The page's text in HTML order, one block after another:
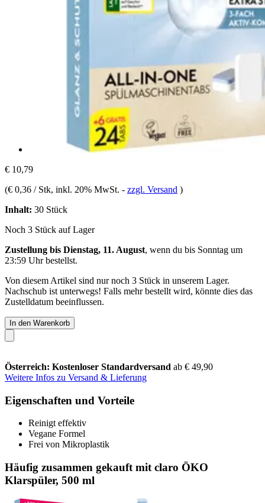
€ 10,79
(€ 0,36 / Stk, inkl. 20% MwSt. - zzgl. Versand )
Inhalt: 30 Stück
Noch 3 Stück auf Lager
Zustellung bis Dienstag, 11. August, wenn du bis Sonntag um
23:59 Uhrbestellst.
Von diesem Artikel sind nur noch 3 Stück in unserem Lager.
Nachschub ist unterwegs! Falls mehr bestellt wird, könnte dies das
Zustelldatum beeinflussen.
In den Warenkorb
Österreich: Kostenloser Standardversand ab € 49,90
Weitere Infos zu Versand & Lieferung
Eigenschaften und Vorteile
Reinigt effektiv
Vegane Formel
Frei von Mikroplastik
Häufig zusammen gekauft mit claro ÖKO
Klarspüler, 500 ml